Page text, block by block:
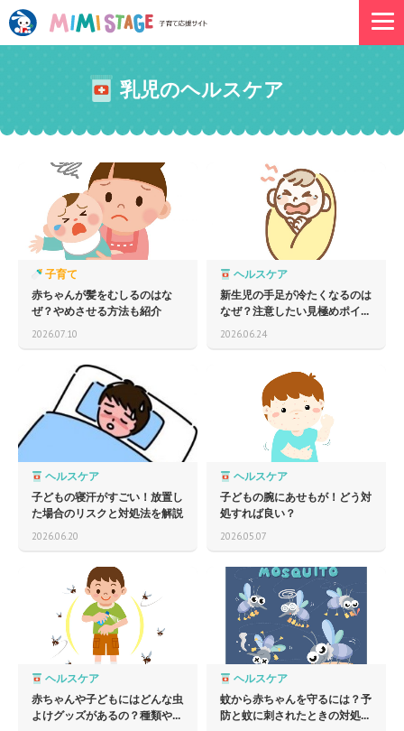
乳児のヘルスケア
子育て
赤ちゃんが髪をむしるのはな
ぜ？やめさせる方法も紹介
2026.07.10
ヘルスケア
新生児の手足が冷たくなるのは
なぜ？注意したい見極めポイ...
2026.06.24
ヘルスケア
子どもの寝汗がすごい！放置し
た場合のリスクと対処法を解説
2026.06.20
ヘルスケア
子どもの腕にあせもが！どう対
処すれば良い？
2026.05.07
ヘルスケア
赤ちゃんや子どもにはどんな虫
よけグッズがあるの？種類や...
ヘルスケア
蚊から赤ちゃんを守るには？予
防と蚊に刺されたときの対処...